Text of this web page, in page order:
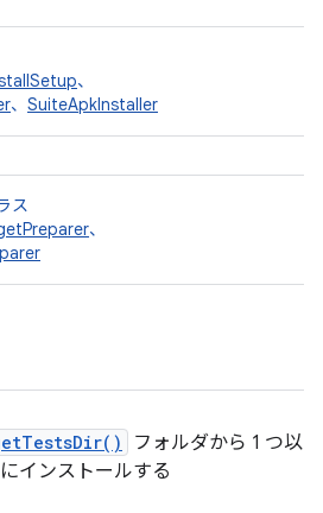
、
、 SuiteApkInstaller
ス
、
フォルダから 1 つ以
インストールする